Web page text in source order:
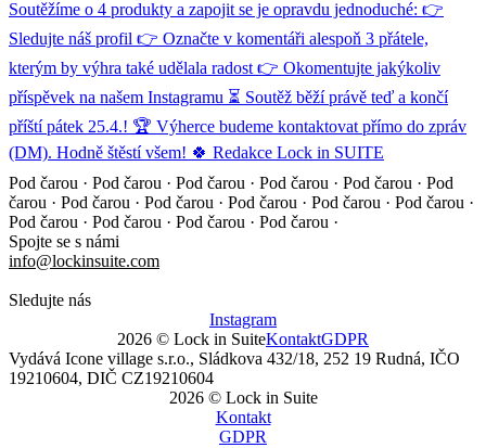
Pod čarou · Pod čarou · Pod čarou · Pod čarou · Pod čarou · Pod
čarou · Pod čarou · Pod čarou · Pod čarou · Pod čarou · Pod čarou ·
Pod čarou · Pod čarou · Pod čarou · Pod čarou ·
Spojte se s námi
info@lockinsuite.com
Sledujte nás
Instagram
2026 © Lock in SuiteKontaktGDPR
Vydává Icone village s.r.o., Sládkova 432/18, 252 19 Rudná, IČO
19210604, DIČ CZ19210604
2026 © Lock in Suite
Kontakt
GDPR